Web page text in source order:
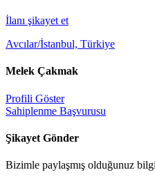
İlanı şikayet et
Avcılar/İstanbul, Türkiye
Melek Çakmak
Profili Göster
Sahiplenme Başvurusu
Şikayet Gönder
Bizimle paylaşmış olduğunuz